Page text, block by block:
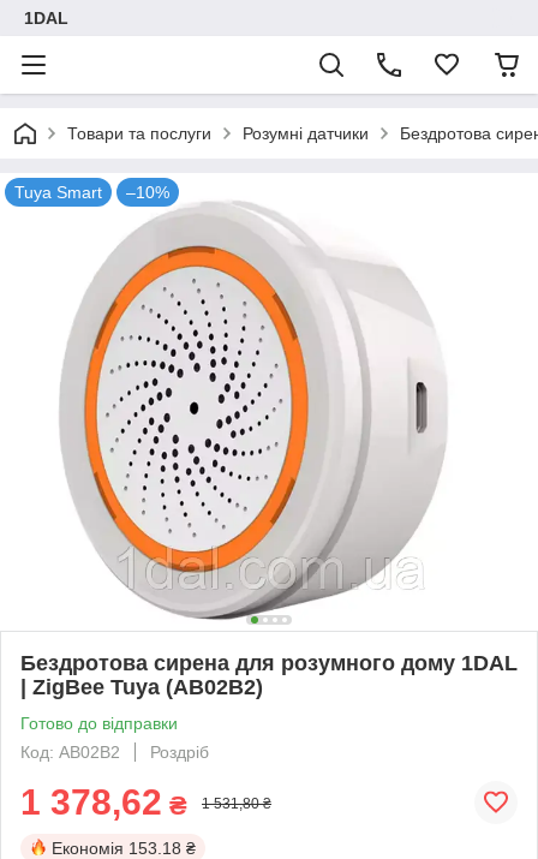
1DAL
Товари та послуги Розумні датчики Бездротова
Tuya Smart –10%
Бездротова сирена для розумного дому 1DAL
| ZigBee Tuya (AB02B2)
Готово до відправки
Код: AB02B2
Роздріб
1 378,62 ₴ 1 531,80 ₴
Економія 153.18 ₴